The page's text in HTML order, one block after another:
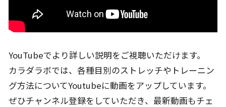
YouTubeでより詳しい説明をご視聴いただけます。
カラダラボでは、各種目別のストレッチやトレーニン
グ方法についてYoutubeに動画をアップしています。
ぜひチャンネル登録をしていただき、最新動画もチェ